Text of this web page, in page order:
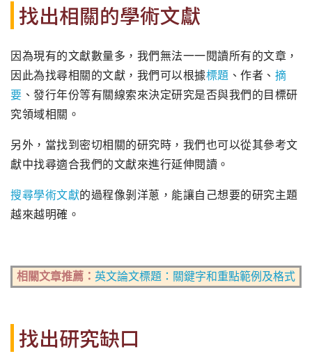
找出相關的學術文獻
因為現有的文獻數量多，我們無法一一閱讀所有的文章，
因此為找尋相關的文獻，我們可以根據標題 、作者、 摘
要 、發行年份等有關線索來決定研究是否與我們的目標研
究領域相關。
另外，當找到密切相關的研究時，我們也可以從其參考文
獻中找尋適合我們的文獻來進行延伸閱讀。
搜尋學術文獻的過程像剝洋蔥，能讓自己想要的研究主題
越來越明確。
相關文章推薦： 英文論文標題：關鍵字和重點範例及格式
找出研究缺口